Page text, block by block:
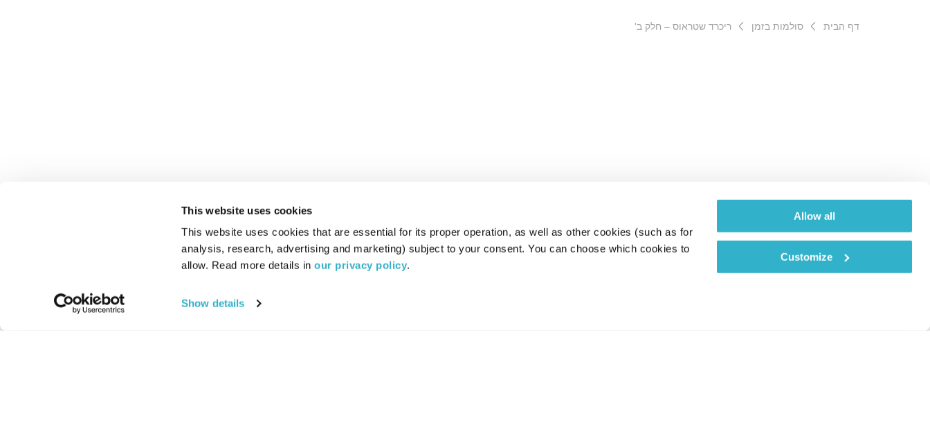
This website uses cookies
This website uses cookies that are essential for its proper operation, as well as other cookies (such as for
analysis, research, advertising and marketing) subject to your consent. You can choose which cookies to
allow. Read more details in our privacy policy.
Show details
Allow all
Customize
דף הבית סולמות בזמן ריכרד שטראוס – חלק ב'